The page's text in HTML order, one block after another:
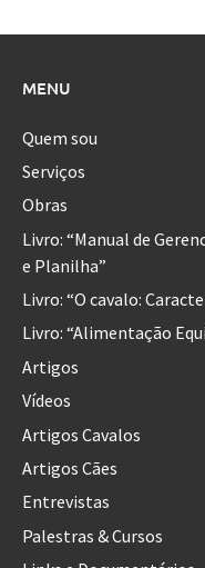
MENU
Quem sou
Serviços
Obras
Livro: “Manual de
e Planilha”
Livro: “O cavalo:
Livro: “Alimentação
Artigos
Vídeos
Artigos Cavalos
Artigos Cães
Entrevistas
Palestras & Cursos